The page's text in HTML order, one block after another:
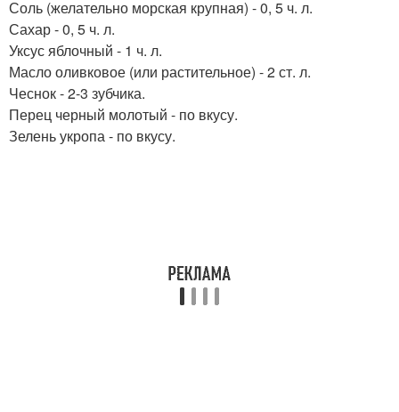
Соль (желательно морская крупная) - 0, 5 ч. л.
Сахар - 0, 5 ч. л.
Уксус яблочный - 1 ч. л.
Масло оливковое (или растительное) - 2 ст. л.
Чеснок - 2-3 зубчика.
Перец черный молотый - по вкусу.
Зелень укропа - по вкусу.